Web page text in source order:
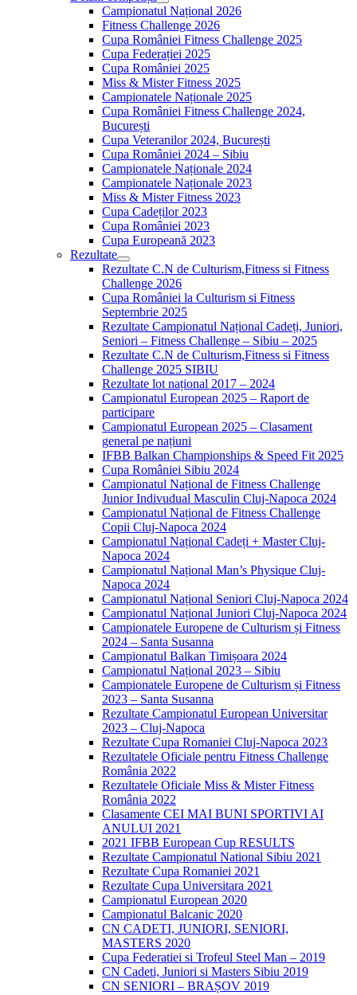
Campionatul Național 2026
Fitness Challenge 2026
Cupa României Fitness Challenge 2025
Cupa Federației 2025
Cupa României 2025
Miss & Mister Fitness 2025
Campionatele Naționale 2025
Cupa României Fitness Challenge 2024,
București
Cupa Veteranilor 2024, București
Cupa României 2024 – Sibiu
Campionatele Naționale 2024
Campionatele Naționale 2023
Miss & Mister Fitness 2023
Cupa Cadeților 2023
Cupa României 2023
Cupa Europeană 2023
Rezultate
Rezultate C.N de Culturism,Fitness si Fitness
Challenge 2026
Cupa României la Culturism si Fitness
Septembrie 2025
Rezultate Campionatul Național Cadeți, Juniori,
Seniori – Fitness Challenge – Sibiu – 2025
Rezultate C.N de Culturism,Fitness si Fitness
Challenge 2025 SIBIU
Rezultate lot național 2017 – 2024
Campionatul European 2025 – Raport de
participare
Campionatul European 2025 – Clasament
general pe națiuni
IFBB Balkan Championships & Speed Fit 2025
Cupa României Sibiu 2024
Campionatul Național de Fitness Challenge
Junior Indivudual Masculin Cluj-Napoca 2024
Campionatul Național de Fitness Challenge
Copii Cluj-Napoca 2024
Campionatul Național Cadeți + Master Cluj-
Napoca 2024
Campionatul Național Man’s Physique Cluj-
Napoca 2024
Campionatul Național Seniori Cluj-Napoca 2024
Campionatul Național Juniori Cluj-Napoca 2024
Campionatele Europene de Culturism și Fitness
2024 – Santa Susanna
Campionatul Balkan Timișoara 2024
Campionatul Național 2023 – Sibiu
Campionatele Europene de Culturism și Fitness
2023 – Santa Susanna
Rezultate Campionatul European Universitar
2023 – Cluj-Napoca
Rezultate Cupa Romaniei Cluj-Napoca 2023
Rezultatele Oficiale pentru Fitness Challenge
România 2022
Rezultatele Oficiale Miss & Mister Fitness
România 2022
Clasamente CEI MAI BUNI SPORTIVI AI
ANULUI 2021
2021 IFBB European Cup RESULTS
Rezultate Campionatul National Sibiu 2021
Rezultate Cupa Romaniei 2021
Rezultate Cupa Universitara 2021
Campionatul European 2020
Campionatul Balcanic 2020
CN CADETI, JUNIORI, SENIORI,
MASTERS 2020
Cupa Federatiei si Trofeul Steel Man – 2019
CN Cadeti, Juniori si Masters Sibiu 2019
CN SENIORI – BRAȘOV 2019